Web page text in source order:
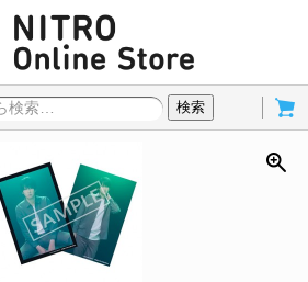
検索